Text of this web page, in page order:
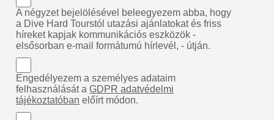
A négyzet bejelölésével beleegyezem abba, hogy
a Dive Hard Tourstól utazási ajánlatokat és friss
híreket kapjak kommunikációs eszközök -
elsősorban e-mail formátumú hírlevél, - útján.
Engedélyezem a személyes adataim
felhasználását aGDPR adatvédelmi
tájékoztatóban előírt módon.